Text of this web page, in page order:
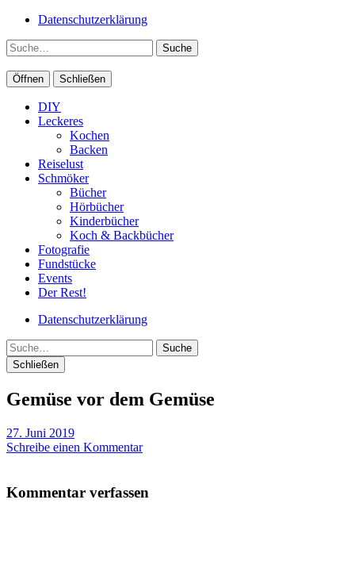
Datenschutzerklärung
Suche
Öffnen Schließen
DIY
Leckeres
Kochen
Backen
Reiselust
Schmöker
Bücher
Hörbücher
Kinderbücher
Koch & Backbücher
Fotografie
Fundstücke
Events
Der Rest!
Datenschutzerklärung
Suche
Schließen
Gemüse vor dem Gemüse
27. Juni 2019
Schreibe einen Kommentar
Kommentar verfassen